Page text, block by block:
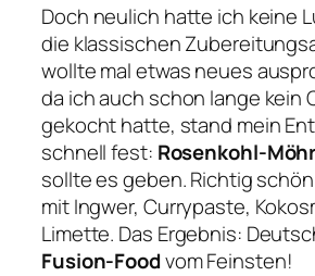
Doch neulich hatte ich keine
die klassischen
wollte mal etwas neues
da ich auch schon lange kein
gekocht hatte, stand mein
schnell fest: Rosenkohl-
sollte es geben. Richtig
mit Ingwer, Currypaste,
Limette. Das Ergebnis:
Fusion-Foodvom Feinsten!